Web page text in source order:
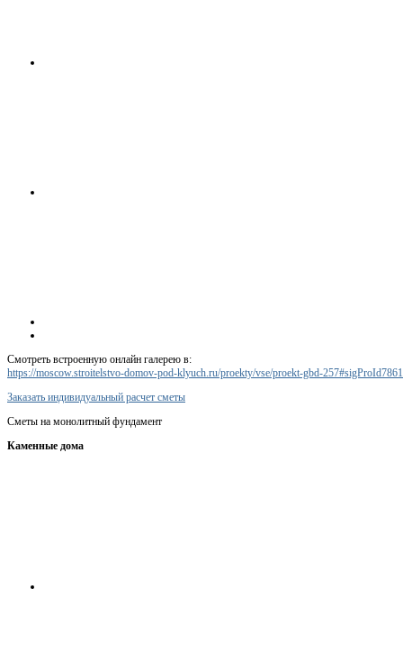
Смотреть встроенную онлайн галерею в:
https://moscow.stroitelstvo-domov-pod-klyuch.ru/proekty/vse/proekt-gbd-
Заказать индивидуальный расчет сметы
Сметы на монолитный фундамент
Каменные дома